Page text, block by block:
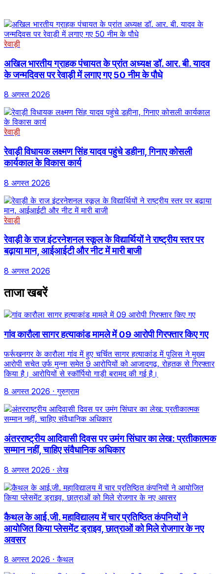
रेवाड़ी
अखिल भारतीय ग्राहक पंचायत के प्रांत अध्यक्ष डॉ. आर. बी. यादव
के जन्मदिवस पर रेवाड़ी में लगाए गए 50 नीम के पौधे
8 अगस्त 2026
रेवाड़ी
रेवाड़ी विधायक लक्ष्मण सिंह यादव पहुंचे डहीना, गिनाए कोसली
कार्यकाल के विकास कार्य
8 अगस्त 2026
रेवाड़ी
रेवाड़ी के राज इंटरनेशनल स्कूल के विद्यार्थियों ने राष्ट्रीय स्तर पर
बढ़ाया मान, आईआईटी और नीट में मारी बाजी
8 अगस्त 2026
ताजा खबरें
गांव कारौला सागर हत्याकांड मामले में 09 आरोपी गिरफ्तार किए गए
फर्रूखनगर के कारौला गांव में हुए चर्चित सागर हत्याकांड में पुलिस ने मुख्य
आरोपी सचेत उर्फ मुन्ना समेत 9 आरोपियों को आजादगढ़, रोहतक से गिरफ्तार
किया है। आरोपियों से स्कॉर्पियो गाड़ी बरामद की गई है।
8 अगस्त 2026 · गुरुग्राम
अंतरराष्ट्रीय आदिवासी दिवस पर उमंग सिंघार का लेख: प्रतीकात्मक
सम्मान नहीं, चाहिए संवैधानिक अधिकार
8 अगस्त 2026 · लेख
कैथल के आई.जी. महाविद्यालय में चार प्रतिष्ठित कंपनियों ने
आयोजित किया प्लेसमेंट ड्राइव, छात्राओं को मिले रोजगार के नए
अवसर
8 अगस्त 2026 · कैथल